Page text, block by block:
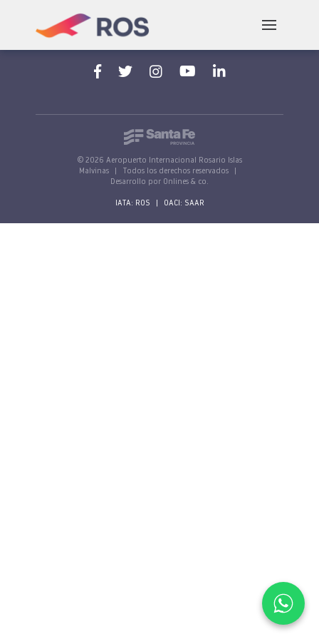
Aeropuerto Internacional Rosario "Islas Malvinas"
Av. Jorge Newbery, s/n, 2000 Rosario, Santa Fe,
Argentina
© 2026 Aeropuerto Internacional Rosario Islas
Malvinas
Todos los derechos reservados
Desarrollo por Onlines & co.
IATA: ROS OACI: SAAR